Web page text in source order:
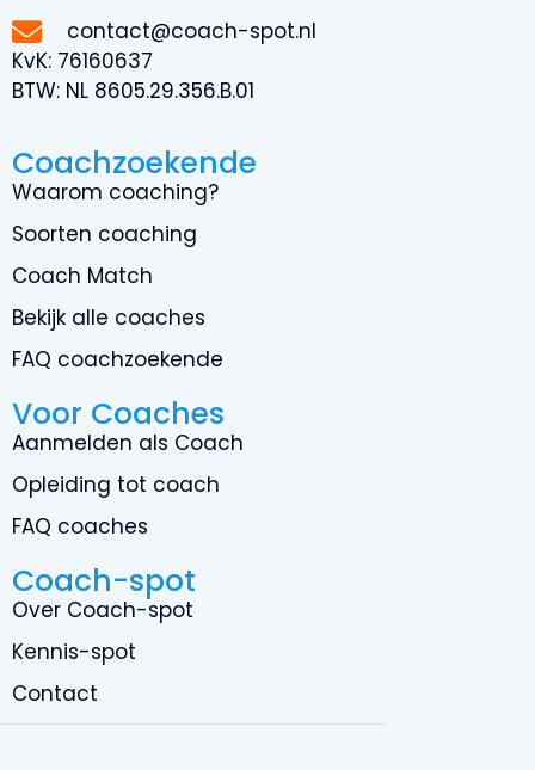
contact@coach-spot.nl
KvK: 76160637
BTW: NL 8605.29.356.B.01
Coachzoekende
Waarom coaching?
Soorten coaching
Coach Match
Bekijk alle coaches
FAQ coachzoekende
Voor Coaches
Aanmelden als Coach
Opleiding tot coach
FAQ coaches
Coach-spot
Over Coach-spot
Kennis-spot
Contact